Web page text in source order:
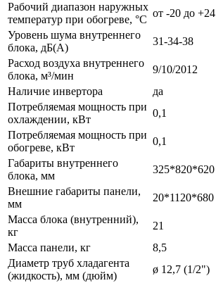
Рабочий диапазон наружных
температур при обогреве, °С
от -20 до +24
Уровень шума внутреннего
блока, дБ(А)
31-34-38
Расход воздуха внутреннего
блока, м³/мин
9/10/2012
Наличие инвертора
да
Потребляемая мощность при
охлаждении, кВт
0,1
Потребляемая мощность при
обогреве, кВт
0,1
Габариты внутреннего
блока, мм
325*820*620
Внешние габариты панели,
мм
20*1120*680
Масса блока (внутренний),
кг
21
Масса панели, кг
8,5
Диаметр труб хладагента
(жидкость), мм (дюйм)
ø 12,7 (1/2")